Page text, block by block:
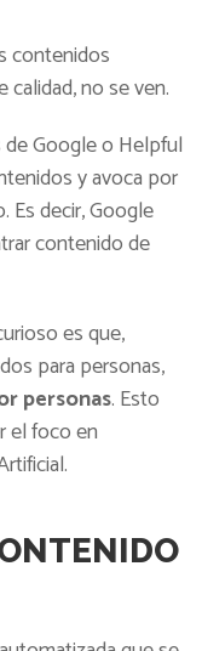
contenidos
no se ven.
Google o Helpful
y avoca por
Es decir, Google
contenido de
es que,
para personas,
personas. Esto
el foco en